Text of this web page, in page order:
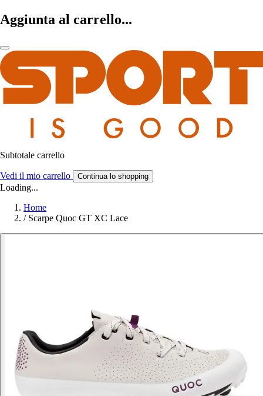
Aggiunta al carrello...
Subtotale carrello
Vedi il mio carrello Continua lo shopping
Loading...
Home
/ Scarpe Quoc GT XC Lace